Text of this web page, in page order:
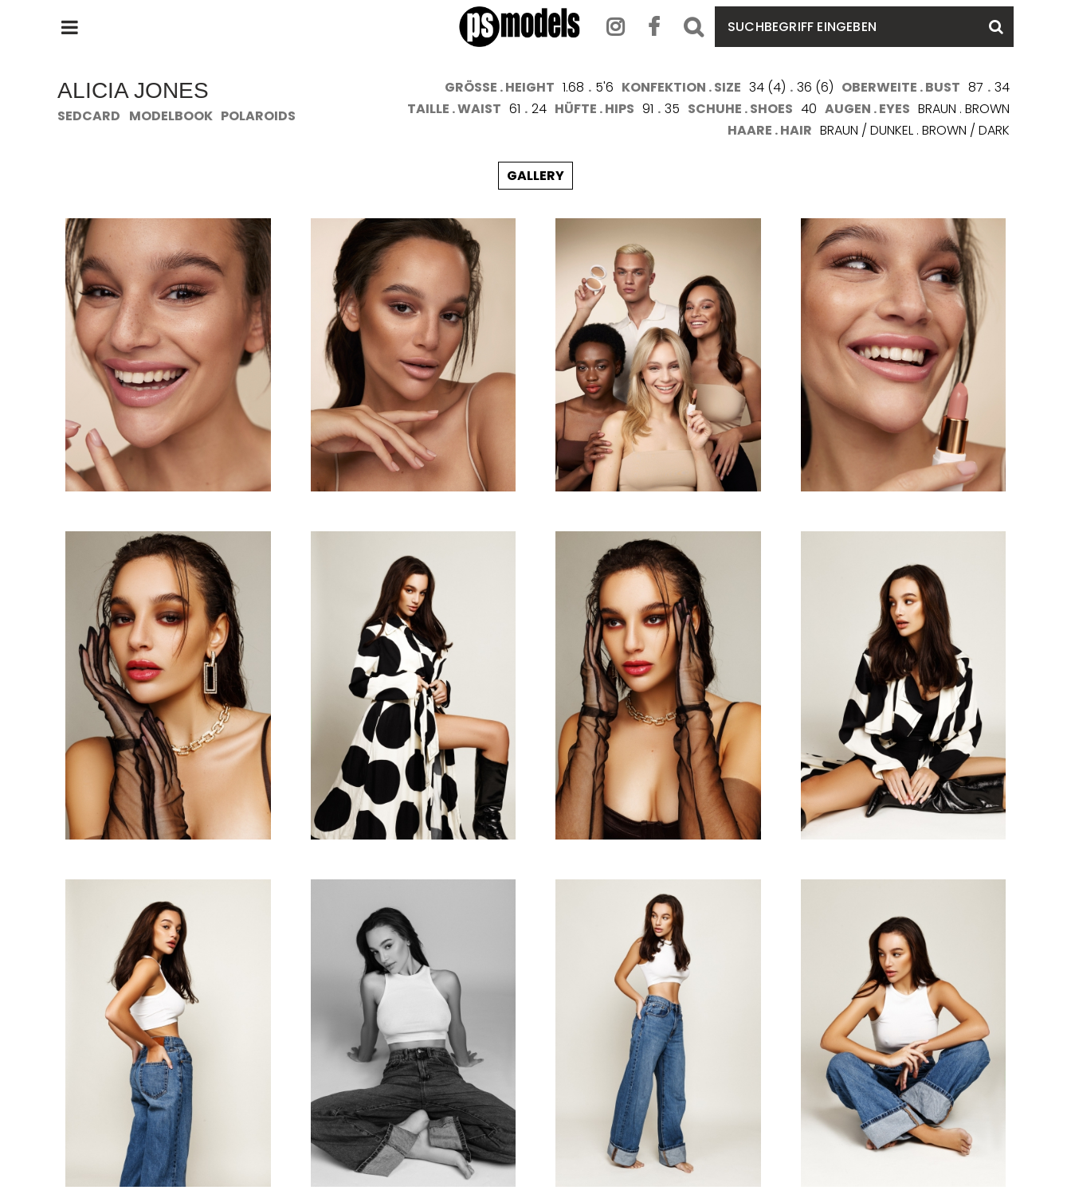
EINGEBEN
HAUPTMENÜ
ALICIA JONES
SEDCARD MODELBOOK POLAROIDS
GRÖSSE . HEIGHT 1.68 . 5'6 KONFEKTION . SIZE 34 (4) . 36 (6) OBERWEITE . BUST 87 . 34
TAILLE . WAIST 61 . 24 HÜFTE . HIPS 91 . 35 SCHUHE . SHOES 40 AUGEN . EYES BRAUN . BROWN
HAARE . HAIR BRAUN / DUNKEL . BROWN / DARK
GALLERY